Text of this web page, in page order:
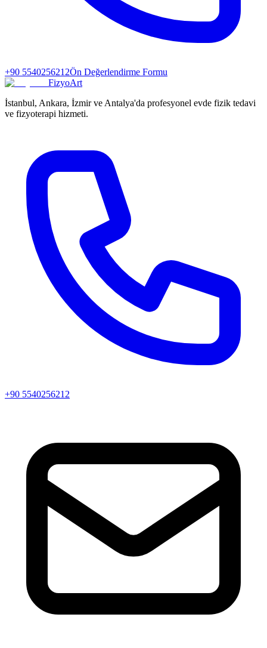
+90 5540256212Ön Değerlendirme Formu
FizyoArt
İstanbul, Ankara, İzmir ve Antalya'da profesyonel evde fizik tedavi
ve fizyoterapi hizmeti.
+90 5540256212